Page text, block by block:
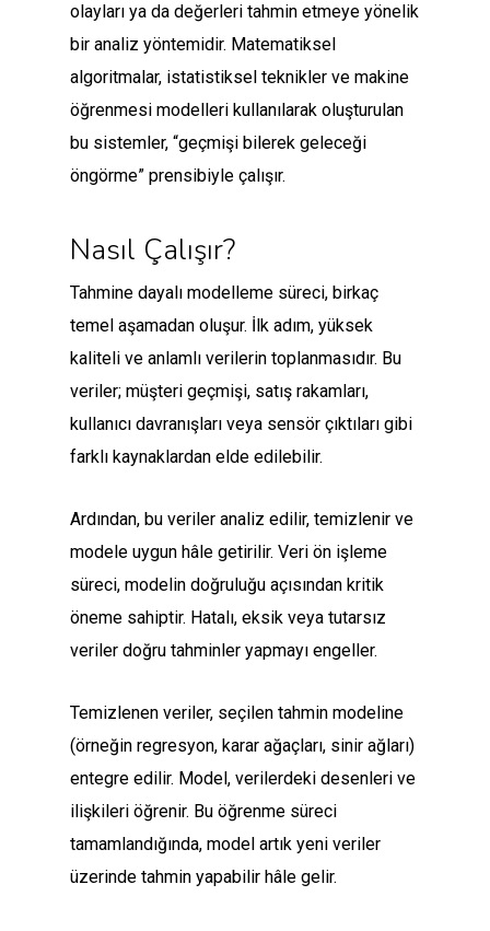
olayları ya da değerleri tahmin etmeye yönelik
bir analiz yöntemidir. Matematiksel
algoritmalar, istatistiksel teknikler ve makine
öğrenmesi modelleri kullanılarak oluşturulan
bu sistemler, “geçmişi bilerek geleceği
öngörme” prensibiyle çalışır.
Nasıl Çalışır?
Tahmine dayalı modelleme süreci, birkaç
temel aşamadan oluşur. İlk adım, yüksek
kaliteli ve anlamlı verilerin toplanmasıdır. Bu
veriler; müşteri geçmişi, satış rakamları,
kullanıcı davranışları veya sensör çıktıları gibi
farklı kaynaklardan elde edilebilir.
Ardından, bu veriler analiz edilir, temizlenir ve
modele uygun hâle getirilir. Veri ön işleme
süreci, modelin doğruluğu açısından kritik
öneme sahiptir. Hatalı, eksik veya tutarsız
veriler doğru tahminler yapmayı engeller.
Temizlenen veriler, seçilen tahmin modeline
(örneğin regresyon, karar ağaçları, sinir ağları)
entegre edilir. Model, verilerdeki desenleri ve
ilişkileri öğrenir. Bu öğrenme süreci
tamamlandığında, model artık yeni veriler
üzerinde tahmin yapabilir hâle gelir.